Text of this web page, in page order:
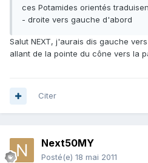
ces Potamides orientés
- droite vers gauche d'abord
Salut NEXT, j'aurais dis gauche
allant de la pointe du cône vers la
Citer
Next50MY
Posté(e) 18 mai 2011